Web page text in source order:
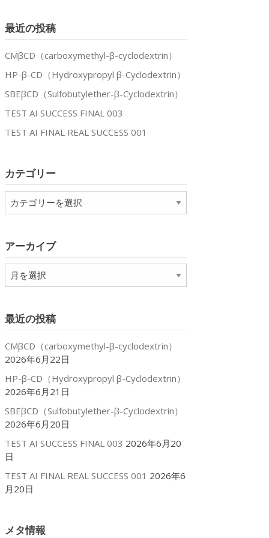
最近の投稿
CMβCD（carboxymethyl-β-cyclodextrin）
HP-β-CD（Hydroxypropyl β-Cyclodextrin）
SBEβCD（Sulfobutylether-β-Cyclodextrin）
TEST AI SUCCESS FINAL 003
TEST AI FINAL REAL SUCCESS 001
カテゴリー
テ
ー
アーカイブ
ア
ー
ブ
最近の投稿
CMβCD（carboxymethyl-β-cyclodextrin）
2026年6月22日
HP-β-CD（Hydroxypropyl β-Cyclodextrin）
2026年6月21日
SBEβCD（Sulfobutylether-β-Cyclodextrin）
2026年6月20日
TEST AI SUCCESS FINAL 003 2026年6月20
日
TEST AI FINAL REAL SUCCESS 001 2026年6
月20日
メタ情報